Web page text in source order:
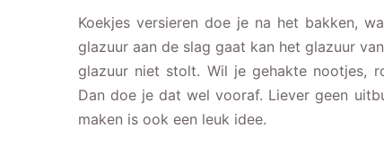
Koekjes versieren doe je na het bakken,
glazuur aan de slag gaat kan het glazuur
glazuur niet stolt. Wil je gehakte nootjes,
Dan doe je dat wel vooraf. Liever geen
maken is ook een leuk idee.